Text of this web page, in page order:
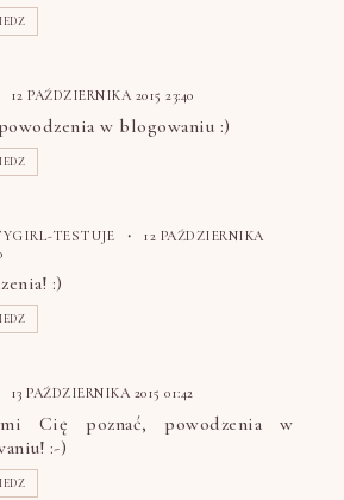
12 PAŹDZIERNIKA 2015 23:40
w blogowaniu :)
TESTUJE
12 PAŹDZIERNIKA
:)
13 PAŹDZIERNIKA 2015 01:42
Cię poznać, powodzenia w
:-)